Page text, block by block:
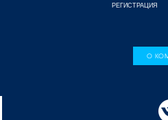
РЕГИСТРАЦИЯ
О